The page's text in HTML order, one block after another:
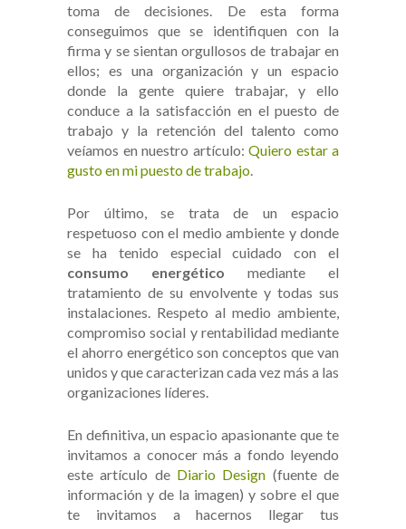
toma de decisiones. De esta forma
conseguimos que se identifiquen con la
firma y se sientan orgullosos de trabajar en
ellos; es una organización y un espacio
donde la gente quiere trabajar, y ello
conduce a la satisfacción en el puesto de
trabajo y la retención del talento como
veíamos en nuestro artículo: Quiero estar a
gusto en mi puesto de trabajo.
Por último, se trata de un espacio
respetuoso con el medio ambiente y donde
se ha tenido especial cuidado con el
consumo energético mediante el
tratamiento de su envolvente y todas sus
instalaciones. Respeto al medio ambiente,
compromiso social y rentabilidad mediante
el ahorro energético son conceptos que van
unidos y que caracterizan cada vez más a las
organizaciones líderes.
En definitiva, un espacio apasionante que te
invitamos a conocer más a fondo leyendo
este artículo de Diario Design (fuente de
información y de la imagen) y sobre el que
te invitamos a hacernos llegar tus